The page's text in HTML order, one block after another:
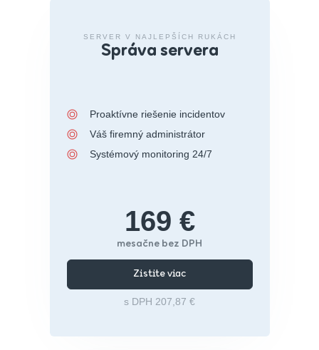
SERVER V NAJLEPŠÍCH RUKÁCH
Správa servera
Proaktívne riešenie incidentov
Váš firemný administrátor
Systémový monitoring 24/7
169 €
mesačne bez DPH
Zistite viac
s DPH 207,87 €